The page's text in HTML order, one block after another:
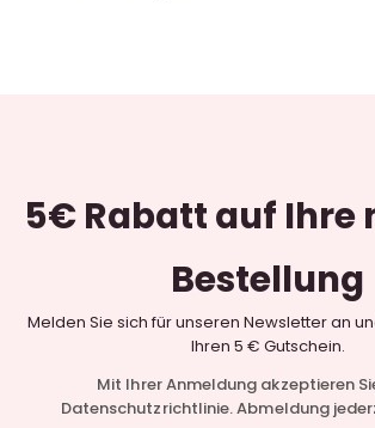
5€ Rabattauf Ihre
Bestellung
Melden Sie sich für unseren Newsletter an
Ihren 5 € Gutschein.
Mit Ihrer Anmeldung akzeptieren
Datenschutzrichtlinie. Abmeldung